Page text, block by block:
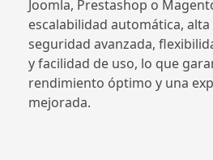
Joomla, Prestashop o
escalabilidad automática,
seguridad avanzada,
y facilidad de uso, lo que
rendimiento óptimo y una
mejorada.